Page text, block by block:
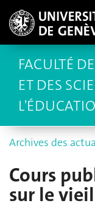
FACULTÉ
ET DES
Archives des
Cours
sur le